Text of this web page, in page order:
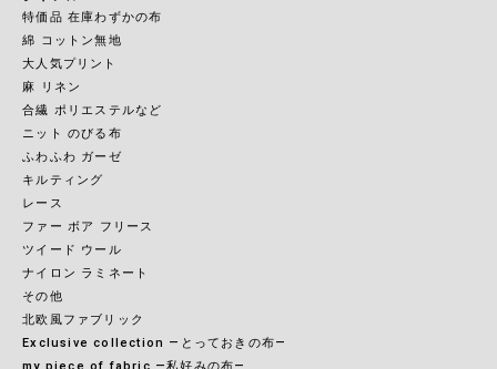
特価品 在庫わずかの布
綿 コットン無地
大人気プリント
麻 リネン
合繊 ポリエステルなど
ニット のびる布
ふわふわ ガーゼ
キルティング
レース
ファー ボア フリース
ツイード ウール
ナイロン ラミネート
その他
北欧風ファブリック
Exclusive collection ―とっておきの布―